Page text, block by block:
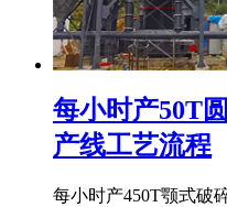
每小时产50T
产线工艺流程
每小时产450T颚式破